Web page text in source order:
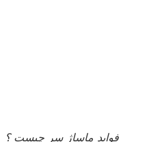
فواید ماساژ سر چیست ؟